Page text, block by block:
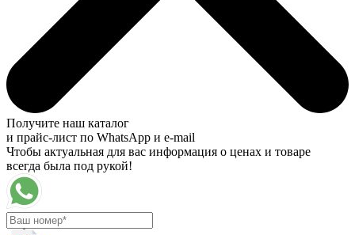
Получите наш каталог
и прайс-лист по WhatsApp и e-mail
Чтобы актуальная для вас информация о ценах и товаре
всегда была под рукой!